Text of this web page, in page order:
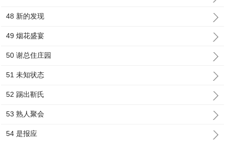
48 新的发现
49 烟花盛宴
50 谢总住庄园
51 未知状态
52 踢出靳氏
53 熟人聚会
54 是报应